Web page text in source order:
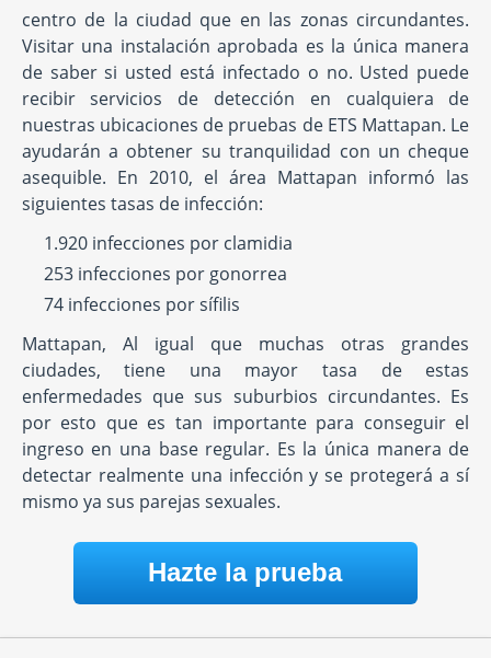
centro de la ciudad que en las zonas circundantes.
Visitar una instalación aprobada es la única manera
de saber si usted está infectado o no. Usted puede
recibir servicios de detección en cualquiera de
nuestras ubicaciones de pruebas de ETS Mattapan. Le
ayudarán a obtener su tranquilidad con un cheque
asequible. En 2010, el área Mattapan informó las
siguientes tasas de infección:
1.920 infecciones por clamidia
253 infecciones por gonorrea
74 infecciones por sífilis
Mattapan, Al igual que muchas otras grandes
ciudades, tiene una mayor tasa de estas
enfermedades que sus suburbios circundantes. Es
por esto que es tan importante para conseguir el
ingreso en una base regular. Es la única manera de
detectar realmente una infección y se protegerá a sí
mismo ya sus parejas sexuales.
Hazte la prueba